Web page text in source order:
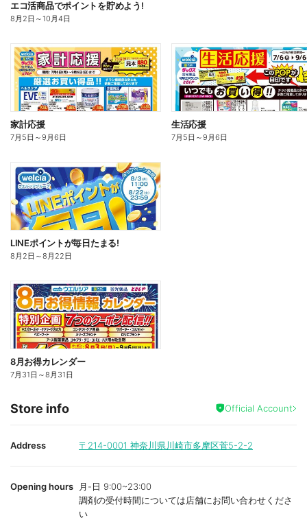
エコ活商品でポイントを貯めよう!
8月2日 ～10月4日
家計応援
7月5日 ～9月6日
生活応援
7月5日 ～9月6日
LINEポイントが毎日たまる!
8月2日 ～8月22日
8月お得カレンダー
7月31日 ～8月31日
Store info Official Account
Address 〒214-0001 神奈川県川崎市多摩区菅5-2-2
Opening hours
月-日 9:00~23:00
調剤の受付時間については店舗にお問い合わせくださ
い